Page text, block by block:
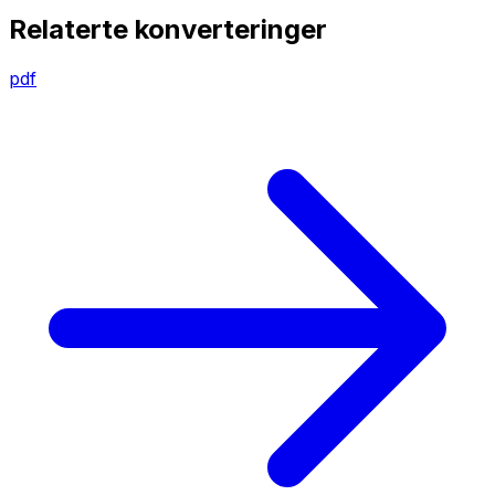
Relaterte konverteringer
pdf